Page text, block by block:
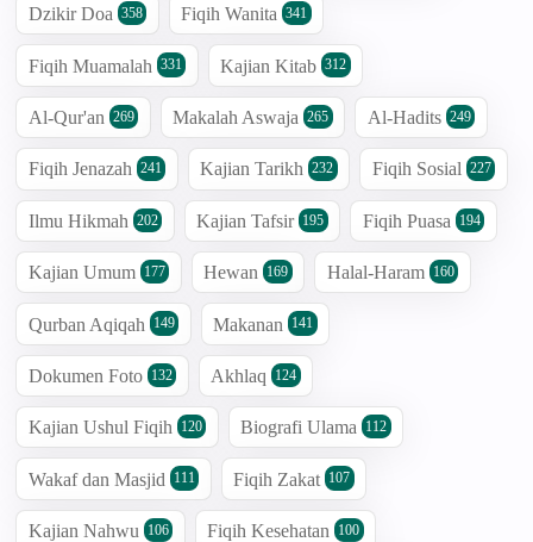
Dzikir Doa 358 Fiqih Wanita 341
Fiqih Muamalah 331 Kajian Kitab 312
Al-Qur'an 269 Makalah Aswaja 265 Al-Hadits 249
Fiqih Jenazah 241 Kajian Tarikh 232 Fiqih Sosial 227
Ilmu Hikmah 202 Kajian Tafsir 195 Fiqih Puasa 194
Kajian Umum 177 Hewan 169 Halal-Haram 160
Qurban Aqiqah 149 Makanan 141
Dokumen Foto 132 Akhlaq 124
Kajian Ushul Fiqih 120 Biografi Ulama 112
Wakaf dan Masjid 111 Fiqih Zakat 107
Kajian Nahwu 106 Fiqih Kesehatan 100